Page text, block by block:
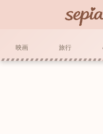
映画 旅行